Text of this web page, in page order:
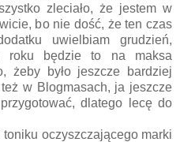
zleciało, że jestem w
bo nie dość, że ten czas
uwielbiam grudzień,
będzie to na maksa
żeby było jeszcze bardziej
w Blogmasach, ja jeszcze
dlatego lecę do
oczyszczającego marki